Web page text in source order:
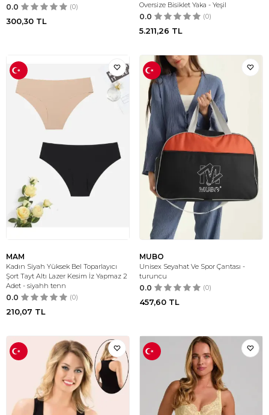
0.0 (0)
300,30 TL
Oversize Bisiklet Yaka - Yeşil
0.0 (0)
5.211,26 TL
MAM
Kadın Siyah Yüksek Bel Toparlayıcı
Şort Tayt Altı Lazer Kesim İz Yapmaz 2
Adet - siyahh tenn
0.0 (0)
210,07 TL
MUBO
Unisex Seyahat Ve Spor Çantası -
turuncu
0.0 (0)
457,60 TL